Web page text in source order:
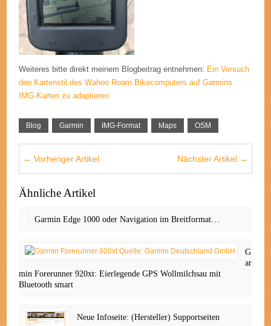
Weiteres bitte direkt meinem Blogbeitrag entnehmen: Ein Versuch
den Kartenstil des Wahoo Roam Bikecomputers auf Garmins
IMG-Karten zu adaptieren
Blog Garmin IMG-Format Maps OSM
← Vorheriger Artikel Nächster Artikel →
Ähnliche Artikel
Garmin Edge 1000 oder Navigation im Breitformat…
G
ar
min Forerunner 920xt: Eierlegende GPS Wollmilchsau mit
Bluetooth smart
Neue Infoseite: (Hersteller) Supportseiten